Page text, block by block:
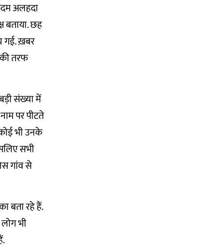
अलहदा
छह
गई. ख़बर
तरफ
संख्या में
पर पीटते
भी उनके
सभी
गांव से
बता रहे हैं.
भी